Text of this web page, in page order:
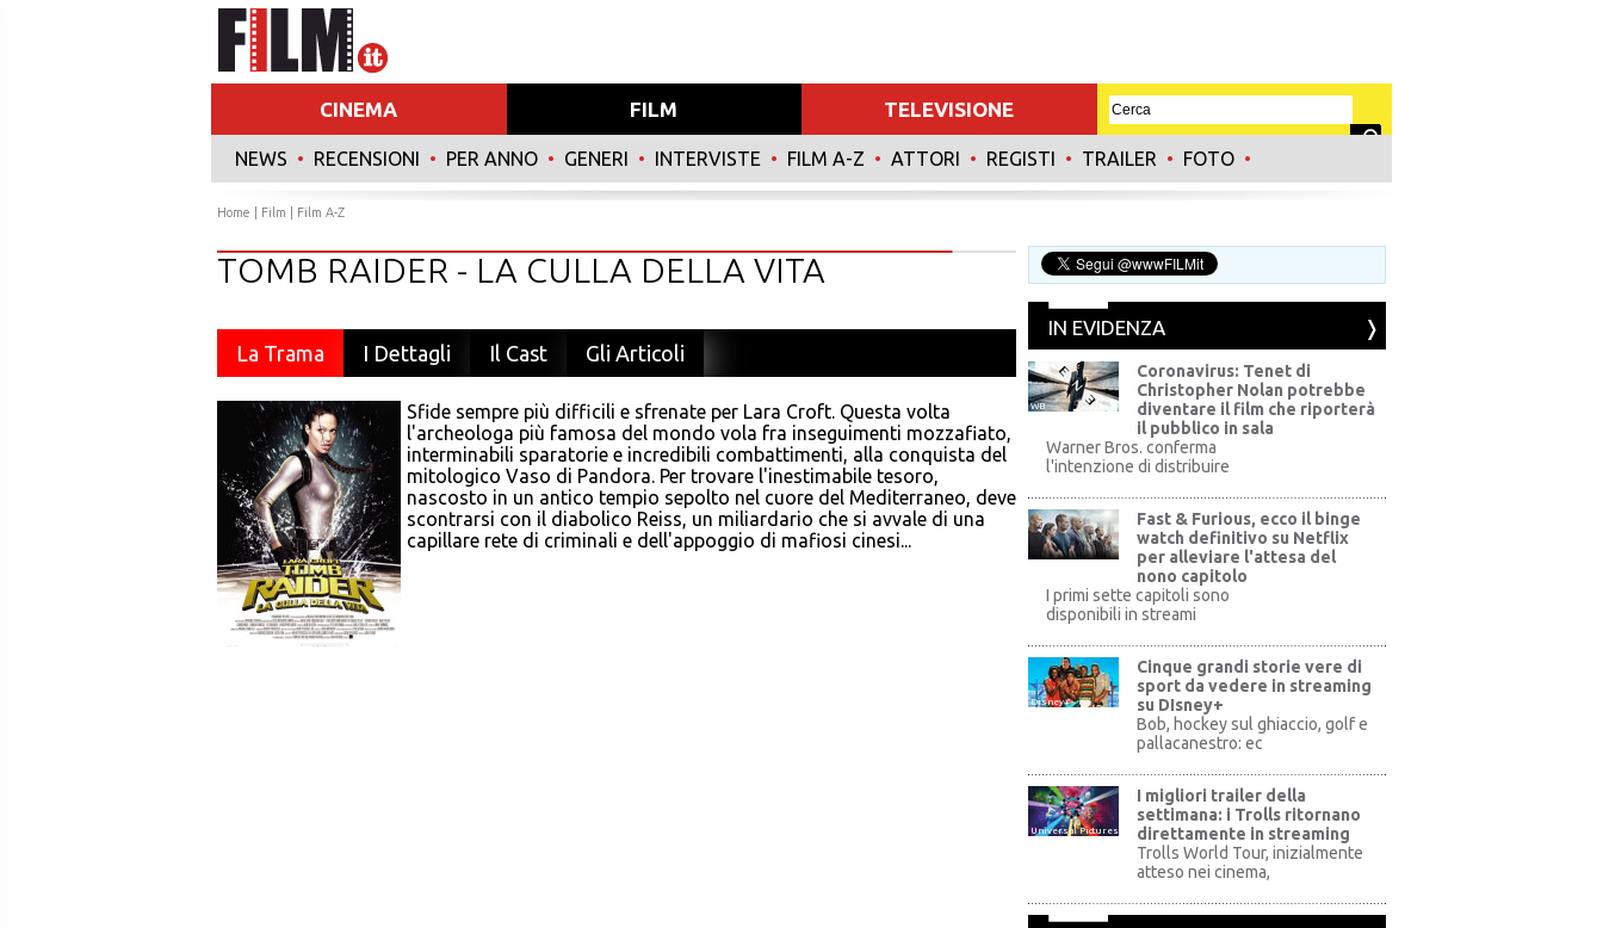
CINEMA FILM TELEVISIONE
NEWS • RECENSIONI • PER ANNO • GENERI • INTERVISTE • FILM A-Z • ATTORI • REGISTI • TRAILER • FOTO •
Home Film Film A-Z
TOMB RAIDER - LA CULLA DELLA VITA
La Trama I Dettagli Il Cast Gli Articoli
Sfide sempre più difficili e sfrenate per Lara Croft. Questa volta
l'archeologa più famosa del mondo vola fra inseguimenti mozzafiato,
interminabili sparatorie e incredibili combattimenti, alla conquista del
mitologico Vaso di Pandora. Per trovare l'inestimabile tesoro,
nascosto in un antico tempio sepolto nel cuore del Mediterraneo, deve
scontrarsi con il diabolico Reiss, un miliardario che si avvale di una
capillare rete di criminali e dell'appoggio di mafiosi cinesi...
IN EVIDENZA
WB
Coronavirus: Tenet di
Christopher Nolan potrebbe
diventare il film che riporterà
il pubblico in sala
Warner Bros. conferma
l'intenzione di distribuire
Fast & Furious, ecco il binge
watch definitivo su Netflix
per alleviare l'attesa del
nono capitolo
I primi sette capitoli sono
disponibili in streami
Disney+
Cinque grandi storie vere di
sport da vedere in streaming
su DIsney+
Bob, hockey sul ghiaccio, golf e
pallacanestro: ec
Universal Pictures
I migliori trailer della
settimana: i Trolls ritornano
direttamente in streaming
Trolls World Tour, inizialmente
atteso nei cinema,